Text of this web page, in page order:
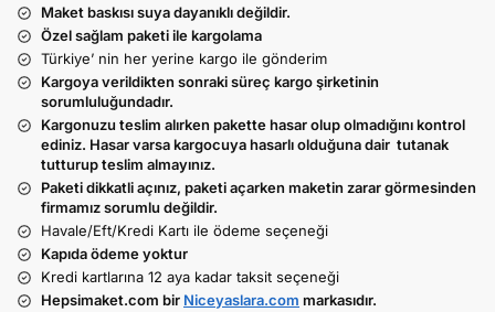
Maket baskısı suya dayanıklı değildir.
Özel sağlam paketi ile kargolama
Türkiye’ nin her yerine kargo ile gönderim
Kargoya verildikten sonraki süreç kargo şirketinin
sorumluluğundadır.
Kargonuzu teslim alırken pakette hasar olup olmadığını kontrol
ediniz. Hasar varsa kargocuya hasarlı olduğuna dair tutanak
tutturup teslim almayınız.
Paketi dikkatli açınız, paketi açarken maketin zarar görmesinden
firmamız sorumlu değildir.
Havale/Eft/Kredi Kartı ile ödeme seçeneği
Kapıda ödeme yoktur
Kredi kartlarına 12 aya kadar taksit seçeneği
Hepsimaket.com bir Niceyaslara.com markasıdır.